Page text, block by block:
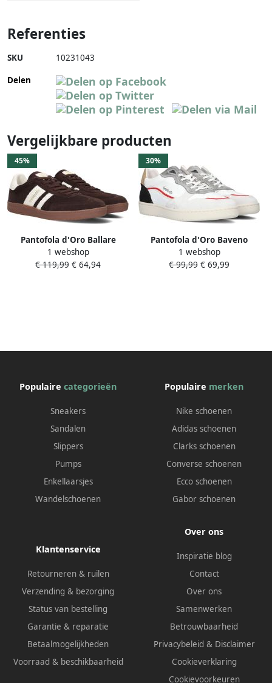
Referenties
SKU 10231043
Delen
Vergelijkbare producten
45%
Pantofola d'Oro Ballare
Sneakers Heren Bruin
1 webshop
€ 119,99 € 64,94
30%
Pantofola d'Oro Baveno
Uomo Low Lage sneakers
Leren Sneaker Heren Wit
1 webshop
€ 99,99 € 69,99
Populaire categorieën
Sneakers
Sandalen
Slippers
Pumps
Enkellaarsjes
Wandelschoenen
Populaire merken
Nike schoenen
Adidas schoenen
Clarks schoenen
Converse schoenen
Ecco schoenen
Gabor schoenen
Klantenservice
Retourneren & ruilen
Verzending & bezorging
Status van bestelling
Garantie & reparatie
Betaalmogelijkheden
Voorraad & beschikbaarheid
Over ons
Inspiratie blog
Contact
Over ons
Samenwerken
Betrouwbaarheid
Privacybeleid & Disclaimer
Cookieverklaring
Cookievoorkeuren